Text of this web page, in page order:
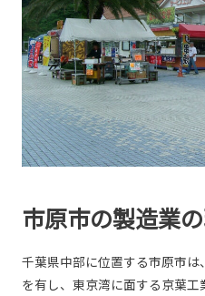
市原市の製造業
千葉県中部に位置する市原市は
を有し、東京湾に面する京葉